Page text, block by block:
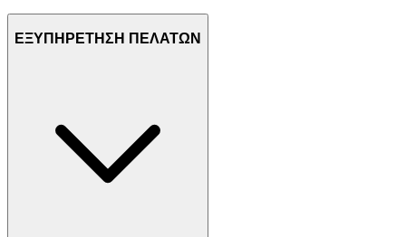
ΕΞΥΠΗΡΕΤΗΣΗ ΠΕΛΑΤΩΝ